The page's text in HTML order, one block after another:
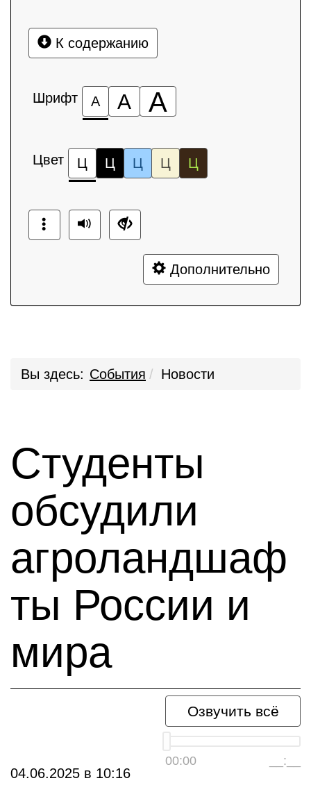
К содержанию
Шрифт А А А
Цвет Ц Ц Ц Ц Ц
Дополнительно
Вы здесь: События Новости
Студенты
обсудили
агроландшаф
ты России и
мира
Озвучить всё
00:00 __:__
04.06.2025 в 10:16